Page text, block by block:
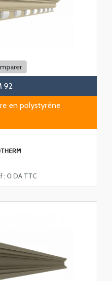
92
en polystyrène
: 0 DA TTC